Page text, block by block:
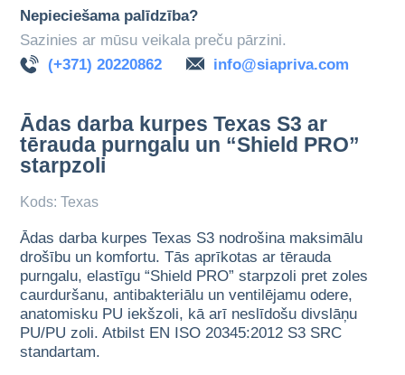
Nepieciešama palīdzība?
Sazinies ar mūsu veikala preču pārzini.
(+371) 20220862
info@siapriva.com
Ādas darba kurpes Texas S3 ar
tērauda purngalu un “Shield PRO”
starpzoli
Kods: Texas
Ādas darba kurpes Texas S3 nodrošina maksimālu
drošību un komfortu. Tās aprīkotas ar tērauda
purngalu, elastīgu “Shield PRO” starpzoli pret zoles
caurduršanu, antibakteriālu un ventilējamu odere,
anatomisku PU iekšzoli, kā arī neslīdošu divslāņu
PU/PU zoli. Atbilst EN ISO 20345:2012 S3 SRC
standartam.